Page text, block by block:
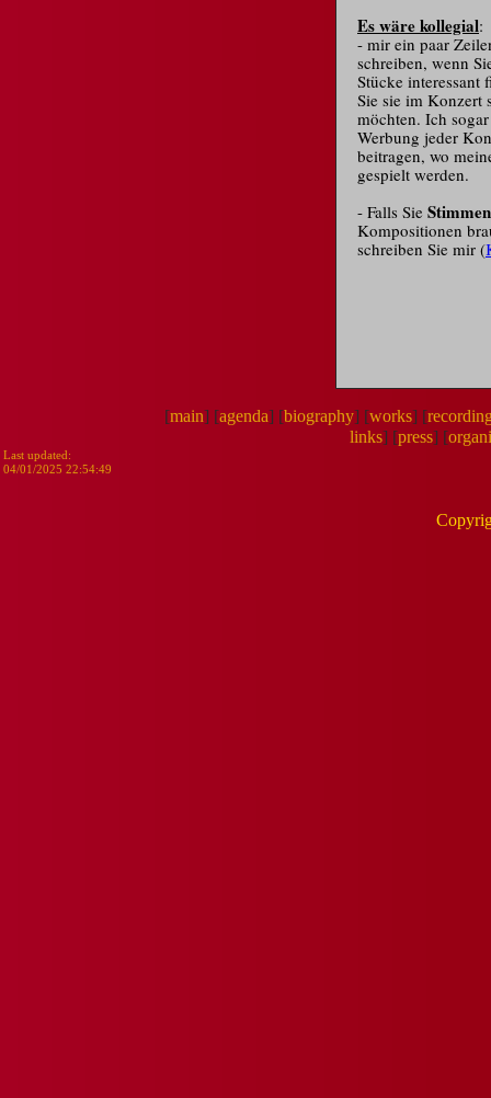
[main] [agenda] [biography] [works] [
links] [press] [
Last updated:
04/01/2025 22:54:49
Es wäre kollegial:
- mir ein paar
schreiben, wenn
Stücke interessant
Sie sie im Konzert
möchten. Ich
Werbung jeder
beitragen, wo
gespielt werden.
- Falls Sie Stimmen
Kompositionen
schreiben Sie mir (